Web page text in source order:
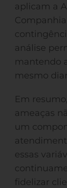
aplicam a
análise
mantendo
mesmo
Em
ameaças
um
essas
fidelizar